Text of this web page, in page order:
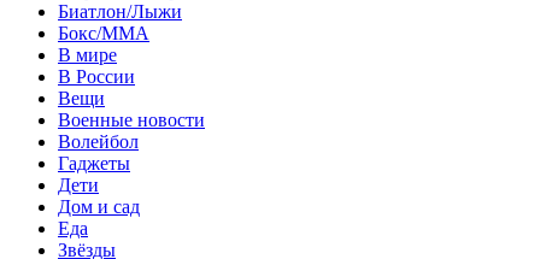
Биатлон/Лыжи
Бокс/MMA
В мире
В России
Вещи
Военные новости
Волейбол
Гаджеты
Дети
Дом и сад
Еда
Звёзды